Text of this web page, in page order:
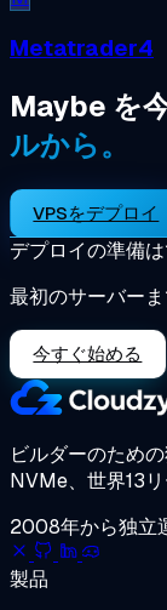
Metatrader4
Maybe を
ルから。
VPSをデプロイ
デプロイの準備
最初のサーバー
今すぐ始める
ビルダーのため
NVMe、世界13リ
2008年から独立
製品